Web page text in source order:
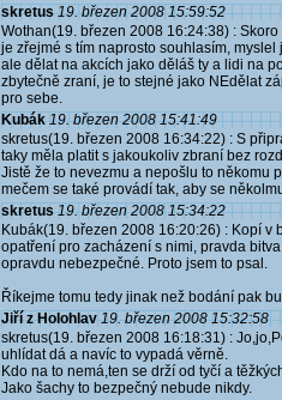
skretus 19. březen 2008 15:59:52
Wothan(19. březen 2008 16:24:38) :
je zřejmé s tím naprosto souhlasím,
ale dělat na akcích jako děláš ty a lidi na
zbytečně zraní, je to stejné jako NEdělat
pro sebe.
Kubák 19. březen 2008 15:41:49
skretus(19. březen 2008 16:34:22) : S
taky měla platit s jakoukoliv zbraní bez
Jistě že to nevezmu a nepošlu to někomu
mečem se také provádí tak, aby se
skretus 19. březen 2008 15:34:22
Kubák(19. březen 2008 16:20:26) : Kopí
opatření pro zacházení s nimi, pravda
opravdu nebezpečné. Proto jsem to psal.
Říkejme tomu tedy jinak než bodání pak
Jiří z Holohlav 19. březen 2008 15:32:58
skretus(19. březen 2008 16:18:31) :
uhlídat dá a navíc to vypadá věrně.
Kdo na to nemá,ten se drží od tyčí a
Jako šachy to bezpečný nebude nikdy.